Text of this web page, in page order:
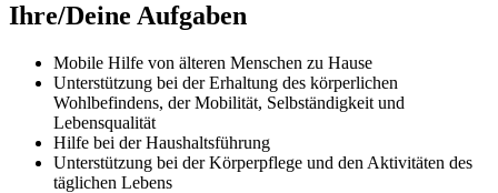
Ihre/Deine Aufgaben
Mobile Hilfe von älteren Menschen zu Hause
Unterstützung bei der Erhaltung des körperlichen
Wohlbefindens, der Mobilität, Selbständigkeit und
Lebensqualität
Hilfe bei der Haushaltsführung
Unterstützung bei der Körperpflege und den Aktivitäten des
täglichen Lebens